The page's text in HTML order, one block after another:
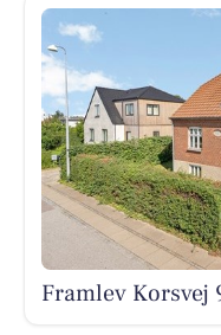
Framlev Korsvej